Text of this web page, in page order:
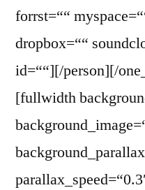
forrst=““
dropbox=““
id=““][/person][/
[fullwidth